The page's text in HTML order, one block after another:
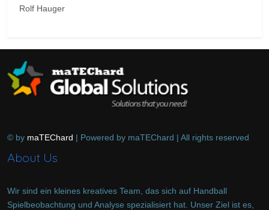
Rolf Hauger
© by maTEChard | Powered by maTEChard | All rights reserved
About Us
Wir sind ein kleines kreatives Team, das sich auf Handball
Spielbeobachtung und Analyse spezialisiert hat. Unser Ziel ist es,